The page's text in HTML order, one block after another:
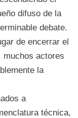
difuso de la
debate.
de encerrar el
muchos actores
la
a
técnica,